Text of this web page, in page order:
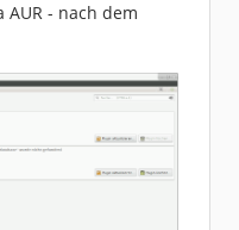
- nach dem